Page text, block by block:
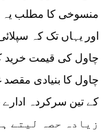
منسوخی کا مطلب یہ
اور یہاں تک کہ
چاول کی قیمت خرید
چاول کا بنیادی مقصد
زیادہ حصہ لیتے